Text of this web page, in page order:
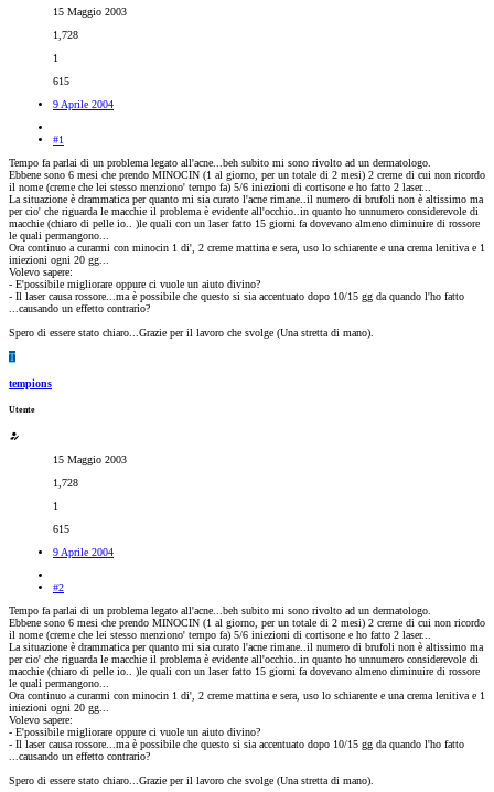
15 Maggio 2003
1,728
1
615
9 Aprile 2004
#1
Tempo fa parlai di un problema legato all'acne...beh subito mi sono rivolto ad un dermatologo.
Ebbene sono 6 mesi che prendo MINOCIN (1 al giorno, per un totale di 2 mesi) 2 creme di cui non ricordo
il nome (creme che lei stesso menziono' tempo fa) 5/6 iniezioni di cortisone e ho fatto 2 laser...
La situazione è drammatica per quanto mi sia curato l'acne rimane..il numero di brufoli non è altissimo ma
per cio' che riguarda le macchie il problema è evidente all'occhio..in quanto ho unnumero considerevole di
macchie (chiaro di pelle io.. )le quali con un laser fatto 15 giorni fa dovevano almeno diminuire di rossore
le quali permangono...
Ora continuo a curarmi con minocin 1 di', 2 creme mattina e sera, uso lo schiarente e una crema lenitiva e 1
iniezioni ogni 20 gg...
Volevo sapere:
- E'possibile migliorare oppure ci vuole un aiuto divino?
- Il laser causa rossore...ma è possibile che questo si sia accentuato dopo 10/15 gg da quando l'ho fatto
...causando un effetto contrario?
Spero di essere stato chiaro...Grazie per il lavoro che svolge (Una stretta di mano).
T
tempions
Utente
15 Maggio 2003
1,728
1
615
9 Aprile 2004
#2
Tempo fa parlai di un problema legato all'acne...beh subito mi sono rivolto ad un dermatologo.
Ebbene sono 6 mesi che prendo MINOCIN (1 al giorno, per un totale di 2 mesi) 2 creme di cui non ricordo
il nome (creme che lei stesso menziono' tempo fa) 5/6 iniezioni di cortisone e ho fatto 2 laser...
La situazione è drammatica per quanto mi sia curato l'acne rimane..il numero di brufoli non è altissimo ma
per cio' che riguarda le macchie il problema è evidente all'occhio..in quanto ho unnumero considerevole di
macchie (chiaro di pelle io.. )le quali con un laser fatto 15 giorni fa dovevano almeno diminuire di rossore
le quali permangono...
Ora continuo a curarmi con minocin 1 di', 2 creme mattina e sera, uso lo schiarente e una crema lenitiva e 1
iniezioni ogni 20 gg...
Volevo sapere:
- E'possibile migliorare oppure ci vuole un aiuto divino?
- Il laser causa rossore...ma è possibile che questo si sia accentuato dopo 10/15 gg da quando l'ho fatto
...causando un effetto contrario?
Spero di essere stato chiaro...Grazie per il lavoro che svolge (Una stretta di mano).